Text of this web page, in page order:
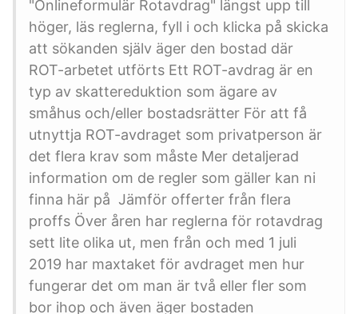
"Onlineformulär Rotavdrag" längst upp till
höger, läs reglerna, fyll i och klicka på skicka
att sökanden själv äger den bostad där
ROT-arbetet utförts Ett ROT-avdrag är en
typ av skattereduktion som ägare av
småhus och/eller bostadsrätter För att få
utnyttja ROT-avdraget som privatperson är
det flera krav som måste Mer detaljerad
information om de regler som gäller kan ni
finna här på Jämför offerter från flera
proffs Över åren har reglerna för rotavdrag
sett lite olika ut, men från och med 1 juli
2019 har maxtaket för avdraget men hur
fungerar det om man är två eller fler som
bor ihop och även äger bostaden